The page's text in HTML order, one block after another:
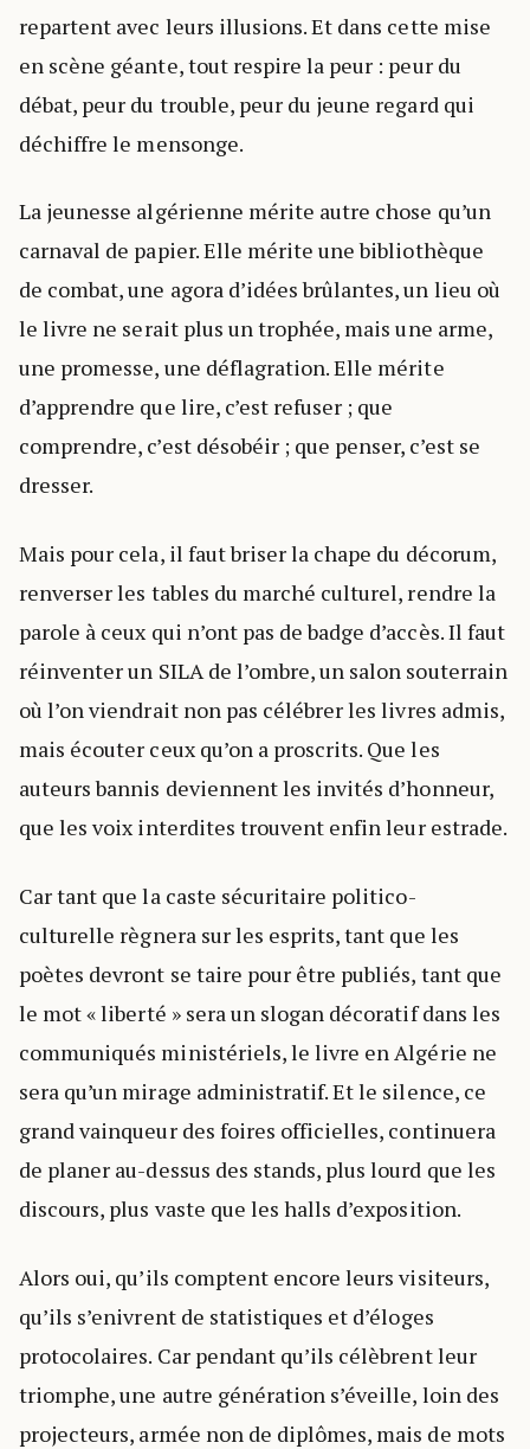
repartent avec leurs illusions. Et dans cette mise
en scène géante, tout respire la peur : peur du
débat, peur du trouble, peur du jeune regard qui
déchiffre le mensonge.
La jeunesse algérienne mérite autre chose qu’un
carnaval de papier. Elle mérite une bibliothèque
de combat, une agora d’idées brûlantes, un lieu où
le livre ne serait plus un trophée, mais une arme,
une promesse, une déflagration. Elle mérite
d’apprendre que lire, c’est refuser ; que
comprendre, c’est désobéir ; que penser, c’est se
dresser.
Mais pour cela, il faut briser la chape du décorum,
renverser les tables du marché culturel, rendre la
parole à ceux qui n’ont pas de badge d’accès. Il faut
réinventer un SILA de l’ombre, un salon souterrain
où l’on viendrait non pas célébrer les livres admis,
mais écouter ceux qu’on a proscrits. Que les
auteurs bannis deviennent les invités d’honneur,
que les voix interdites trouvent enfin leur estrade.
Car tant que la caste sécuritaire politico-
culturelle règnera sur les esprits, tant que les
poètes devront se taire pour être publiés, tant que
le mot « liberté » sera un slogan décoratif dans les
communiqués ministériels, le livre en Algérie ne
sera qu’un mirage administratif. Et le silence, ce
grand vainqueur des foires officielles, continuera
de planer au-dessus des stands, plus lourd que les
discours, plus vaste que les halls d’exposition.
Alors oui, qu’ils comptent encore leurs visiteurs,
qu’ils s’enivrent de statistiques et d’éloges
protocolaires. Car pendant qu’ils célèbrent leur
triomphe, une autre génération s’éveille, loin des
projecteurs, armée non de diplômes, mais de mots